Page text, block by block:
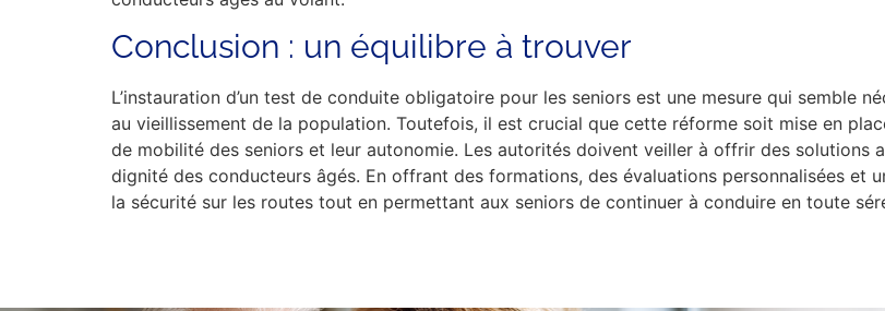
Conclusion : un équilibre à trouver
L’instauration d’un test de conduite obligatoire pour les seniors est une mesure qui semble
au vieillissement de la population. Toutefois, il est crucial que cette réforme soit mise en
de mobilité des seniors et leur autonomie. Les autorités doivent veiller à offrir des solutions
dignité des conducteurs âgés. En offrant des formations, des évaluations personnalisées et
la sécurité sur les routes tout en permettant aux seniors de continuer à conduire en toute